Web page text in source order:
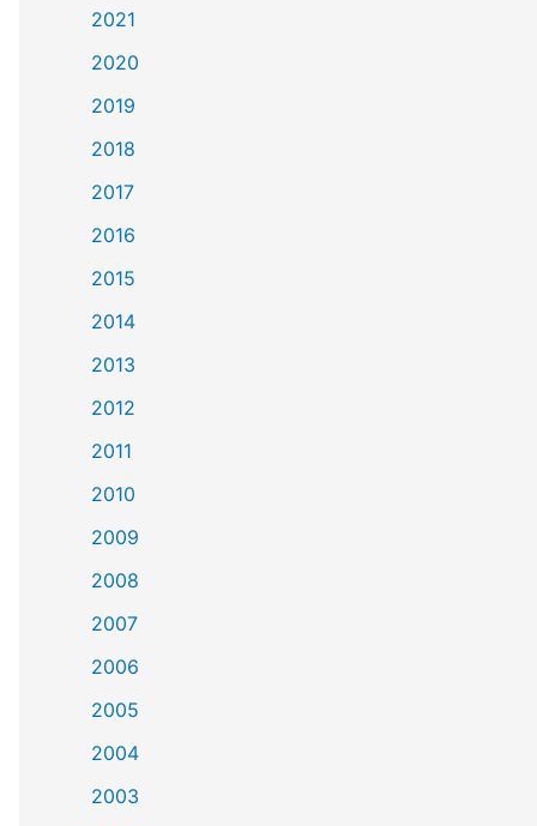
2021
2020
2019
2018
2017
2016
2015
2014
2013
2012
2011
2010
2009
2008
2007
2006
2005
2004
2003